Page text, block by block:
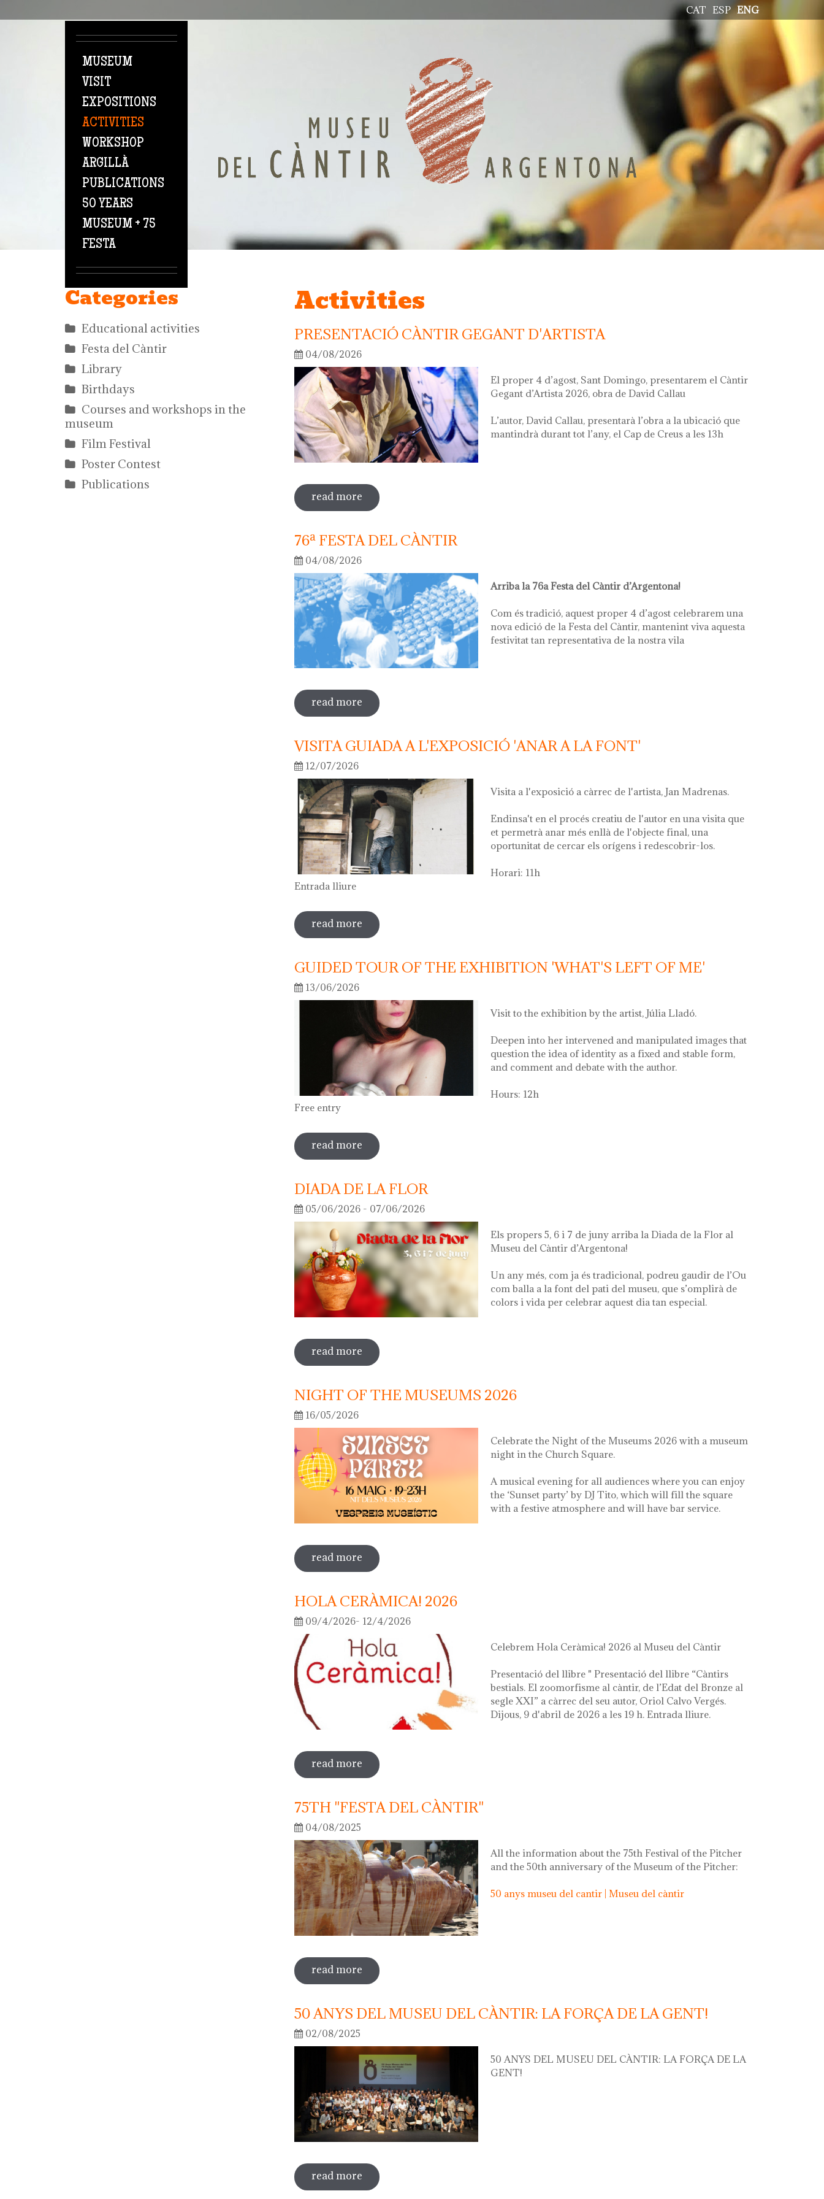
ENG
ESP
CAT
MUSEUM
VISIT
EXPOSITIONS
ACTIVITIES
WORKSHOP
ARGILLÀ
PUBLICATIONS
50 YEARS
MUSEUM + 75
FESTA
Categories
Educational activities
Festa del Càntir
Library
Birthdays
Courses and workshops in the
museum
Film Festival
Poster Contest
Publications
Activities
PRESENTACIÓ CÀNTIR GEGANT D'ARTISTA
04/08/2026
El proper 4 d’agost, Sant Domingo, presentarem el Càntir
Gegant d’Artista 2026, obra de David Callau
L’autor, David Callau, presentarà l’obra a la ubicació que
mantindrà durant tot l’any, el Cap de Creus a les 13h
read more sobre presentació càntir gegant d'artista
76ª FESTA DEL CÀNTIR
04/08/2026
Arriba la 76a Festa del Càntir d’Argentona!
Com és tradició, aquest proper 4 d’agost celebrarem una
nova edició de la Festa del Càntir, mantenint viva aquesta
festivitat tan representativa de la nostra vila
read more sobre 76ª festa del càntir
VISITA GUIADA A L'EXPOSICIÓ 'ANAR A LA FONT'
12/07/2026
Visita a l'exposició a càrrec de l'artista, Jan Madrenas.
Endinsa't en el procés creatiu de l'autor en una visita que
et permetrà anar més enllà de l'objecte final, una
oportunitat de cercar els orígens i redescobrir-los.
Horari: 11h
Entrada lliure
read more sobre visita guiada a l'exposició 'anar a la font'
GUIDED TOUR OF THE EXHIBITION 'WHAT'S LEFT OF ME'
13/06/2026
Visit to the exhibition by the artist, Júlia Lladó.
Deepen into her intervened and manipulated images that
question the idea of identity as a fixed and stable form,
and comment and debate with the author.
Hours: 12h
Free entry
read more sobre guided tour of the exhibition 'what's left of me'
DIADA DE LA FLOR
05/06/2026 - 07/06/2026
Els propers 5, 6 i 7 de juny arriba la Diada de la Flor al
Museu del Càntir d’Argentona!
Un any més, com ja és tradicional, podreu gaudir de l’Ou
com balla a la font del pati del museu, que s’omplirà de
colors i vida per celebrar aquest dia tan especial.
read more sobre diada de la flor
NIGHT OF THE MUSEUMS 2026
16/05/2026
Celebrate the Night of the Museums 2026 with a museum
night in the Church Square.
A musical evening for all audiences where you can enjoy
the ‘Sunset party’ by DJ Tito, which will fill the square
with a festive atmosphere and will have bar service.
read more sobre night of the museums 2026
HOLA CERÀMICA! 2026
09/4/2026- 12/4/2026
Celebrem Hola Ceràmica! 2026 al Museu del Càntir
Presentació del llibre " Presentació del llibre “Càntirs
bestials. El zoomorfisme al càntir, de l’Edat del Bronze al
segle XXI” a càrrec del seu autor, Oriol Calvo Vergés.
Dijous, 9 d'abril de 2026 a les 19 h. Entrada lliure.
read more sobre hola ceràmica! 2026
75TH "FESTA DEL CÀNTIR"
04/08/2025
All the information about the 75th Festival of the Pitcher
and the 50th anniversary of the Museum of the Pitcher:
50 anys museu del cantir | Museu del càntir
read more sobre 75th "festa del càntir"
50 ANYS DEL MUSEU DEL CÀNTIR: LA FORÇA DE LA GENT!
02/08/2025
50 ANYS DEL MUSEU DEL CÀNTIR: LA FORÇA DE LA
GENT!
read more sobre 50 anys del museu del càntir: la força de la gent!